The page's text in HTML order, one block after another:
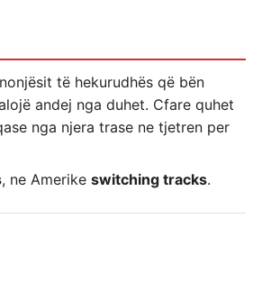
të hekurudhës që bën
andej nga duhet. Cfare quhet
nga njera trase ne tjetren per
, ne Amerike switching tracks.